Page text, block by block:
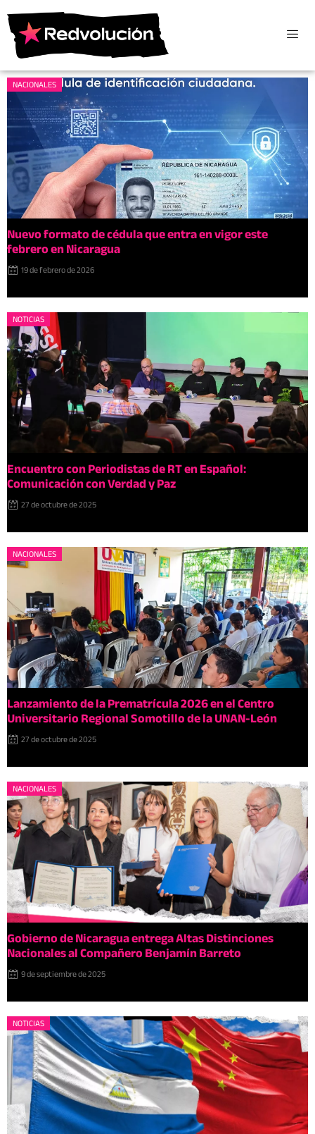
NACIONALES
Nuevo formato de cédula que entra en vigor este
febrero en Nicaragua
19 de febrero de 2026
NOTICIAS
Encuentro con Periodistas de RT en Español:
Comunicación con Verdad y Paz
27 de octubre de 2025
NACIONALES
Lanzamiento de la Prematrícula 2026 en el Centro
Universitario Regional Somotillo de la UNAN-León
27 de octubre de 2025
NACIONALES
Gobierno de Nicaragua entrega Altas Distinciones
Nacionales al Compañero Benjamín Barreto
9 de septiembre de 2025
NOTICIAS